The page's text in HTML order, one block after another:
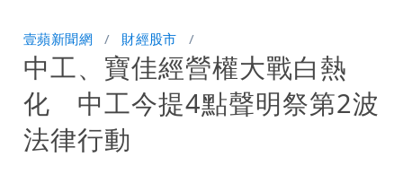
慈濟遭詐｜他斥：擋疫苗首惡想洗成功臣
「當台灣人金魚腦？」
肥大叔猝逝！競爭對手「丟丟妹」13字
悼念
Uber Eats違法偷錢！外送員得自己檢
壹蘋新聞網 財經股市
中工、寶佳經營權大戰白熱
化 中工今提4點聲明祭第2波
法律行動